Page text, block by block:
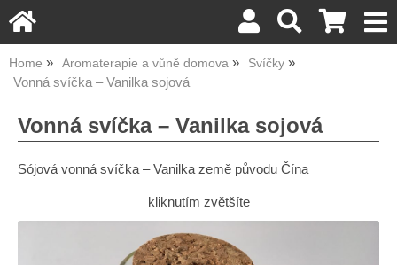
Home Aromaterapie a vůně domova Svíčky
Vonná svíčka – Vanilka sojová
Vonná svíčka – Vanilka sojová
Sójová vonná svíčka – Vanilka země původu Čína
kliknutím zvětšíte